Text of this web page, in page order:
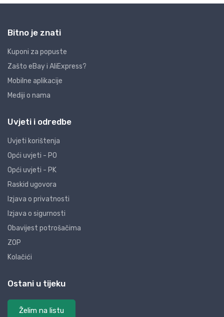
Bitno je znati
Kuponi za popuste
Zašto eBay i AliExpress?
Mobilne aplikacije
Mediji o nama
Uvjeti i odredbe
Uvjeti korištenja
Opći uvjeti - PO
Opći uvjeti - PK
Raskid ugovora
Izjava o privatnosti
Izjava o sigurnosti
Obavijest potrošačima
ZOP
Kolačići
Ostani u tijeku
Želim na listu